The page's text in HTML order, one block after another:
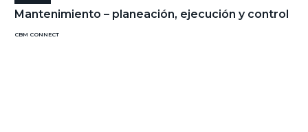
Mantenimiento – planeación, ejecución y control
CBM CONNECT